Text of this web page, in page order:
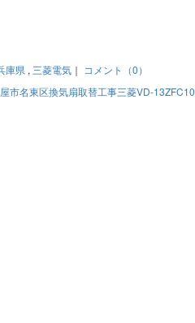
庫県 ,三菱電気 ｜ コメント（0）
市名東区換気扇取替工事三菱VD-13ZFC10